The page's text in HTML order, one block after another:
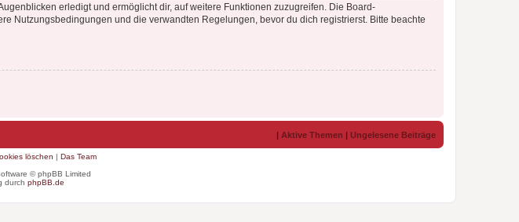
erledigt und ermöglicht dir, auf weitere Funktionen zuzugreifen. Die Board-
Nutzungsbedingungen und die verwandten Regelungen, bevor du dich registrierst. Bitte beachte
| Aktive Themen | Ungelesene Beiträge
löschen | Das Team
© phpBB Limited
durch phpBB.de